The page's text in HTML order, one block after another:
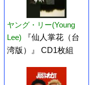
ヤング・リー(Young
Lee)
『仙人掌花（台
湾版）』 CD1枚組